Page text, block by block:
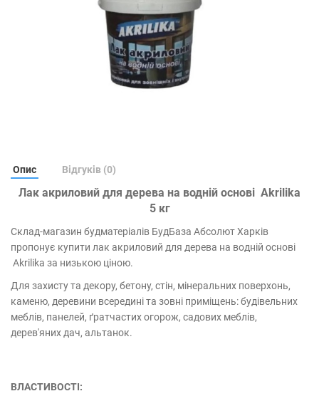
Опис Відгуків (0)
Лак акриловий для дерева на водній основі Akrilika
5 кг
Склад-магазин будматеріалів БудБаза Абсолют Харків
пропонує купити лак акриловий для дерева на водній основі
Akrilika за низькою ціною.
Для захисту та декору, бетону, стін, мінеральних поверхонь,
каменю, деревини всередині та зовні приміщень: будівельних
меблів, панелей, ґратчастих огорож, садових меблів,
дерев'яних дач, альтанок.
ВЛАСТИВОСТІ: